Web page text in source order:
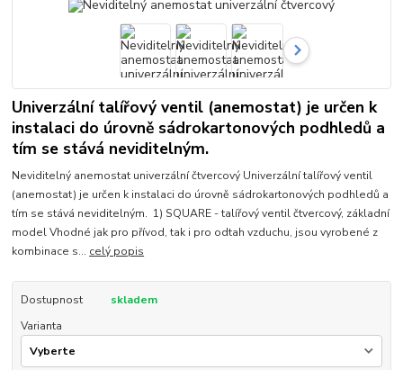
Univerzální talířový ventil (anemostat) je určen k
instalaci do úrovně sádrokartonových podhledů a
tím se stává neviditelným.
Neviditelný anemostat univerzální čtvercový Univerzální talířový ventil
(anemostat) je určen k instalaci do úrovně sádrokartonových podhledů a
tím se stává neviditelným. 1) SQUARE - talířový ventil čtvercový, základní
model Vhodné jak pro přívod, tak i pro odtah vzduchu, jsou vyrobené z
kombinace s... celý popis
Dostupnost
skladem
Varianta